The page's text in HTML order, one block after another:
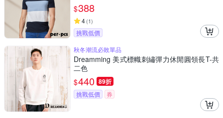
$388
4(1)
挑戰低價
秋冬潮流必敗單品
Dreamming 美式標幟刺繡彈力休閒圓領長T-共
二色
$440 89折
挑戰低價 券